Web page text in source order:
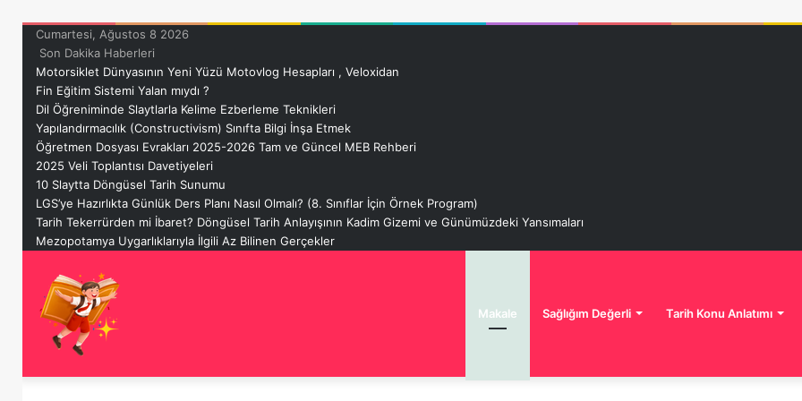
Cumartesi, Ağustos 8 2026
Son Dakika Haberleri
Motorsiklet Dünyasının Yeni Yüzü Motovlog Hesapları , Veloxidan
Fin Eğitim Sistemi Yalan mıydı ?
Dil Öğreniminde Slaytlarla Kelime Ezberleme Teknikleri
Yapılandırmacılık (Constructivism) Sınıfta Bilgi İnşa Etmek
Öğretmen Dosyası Evrakları 2025-2026 Tam ve Güncel MEB Rehberi
2025 Veli Toplantısı Davetiyeleri
10 Slaytta Döngüsel Tarih Sunumu
LGS’ye Hazırlıkta Günlük Ders Planı Nasıl Olmalı? (8. Sınıflar İçin Örnek Program)
Tarih Tekerrürden mi İbaret? Döngüsel Tarih Anlayışının Kadim Gizemi ve Günümüzdeki Yansımaları
Mezopotamya Uygarlıklarıyla İlgili Az Bilinen Gerçekler
Makale Sağlığım Değerli Tarih Konu Anlatımı